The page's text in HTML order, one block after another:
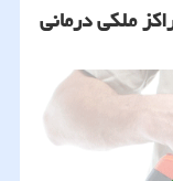
مراكز ملكی درمانی